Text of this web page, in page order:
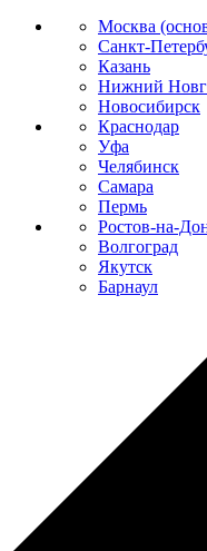
Москва
Санкт-
Казань
Нижний
Новосибирск
Краснодар
Уфа
Челябинск
Самара
Пермь
Ростов-на-
Волгоград
Якутск
Барнаул